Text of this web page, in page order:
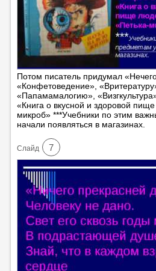
Потом писатель придумал
«Конфетоведение»,
«Папамамалогию»,
«Книга о вкусной и здоровой
микроб» ***Учебники по этим
начали появляться в магазинах.
Cлайд 7